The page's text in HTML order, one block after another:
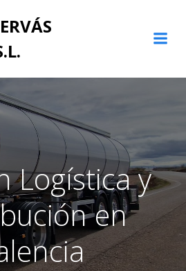
al
Logística y
en